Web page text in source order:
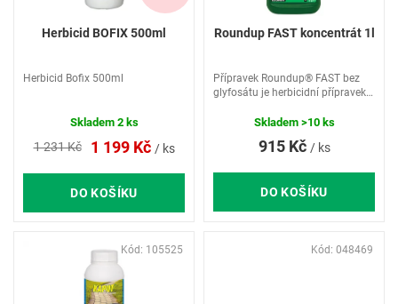
Herbicid BOFIX 500ml
1 231 Kč 1 199 Kč / ks
DO KOŠÍKU
Herbicid Bofix 500ml
Skladem 2 ks
Roundup FAST koncentrát 1l
915 Kč / ks
DO KOŠÍKU
Přípravek Roundup® FAST bez
glyfosátu je herbicidní přípravek
koncentrátu, určený k likvidaci
a mechu na nezemědělské...
Skladem >10 ks
Kód: 105525 Kód: 048469